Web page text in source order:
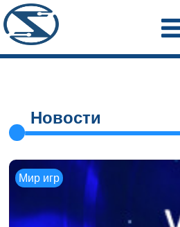
Новости
Мир игр